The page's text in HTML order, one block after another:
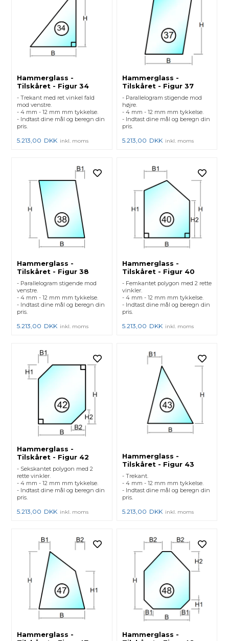
Hammerglass -
Tilskåret - Figur 34
- Trekant med ret vinkel fald
mod venstre.
- 4 mm - 12 mm mm tykkelse.
- Indtast dine mål og beregn din
pris.
5.213,00 DKK inkl. moms
Hammerglass -
Tilskåret - Figur 37
- Parallelogram stigende mod
højre.
- 4 mm - 12 mm mm tykkelse.
- Indtast dine mål og beregn din
pris.
5.213,00 DKK inkl. moms
Hammerglass -
Tilskåret - Figur 38
- Parallelogram stigende mod
venstre.
- 4 mm - 12 mm mm tykkelse.
- Indtast dine mål og beregn din
pris.
5.213,00 DKK inkl. moms
Hammerglass -
Tilskåret - Figur 40
- Femkantet polygon med 2 rette
vinkler.
- 4 mm - 12 mm mm tykkelse.
- Indtast dine mål og beregn din
pris.
5.213,00 DKK inkl. moms
Hammerglass -
Tilskåret - Figur 42
- Sekskantet polygon med 2
rette vinkler.
- 4 mm - 12 mm mm tykkelse.
- Indtast dine mål og beregn din
pris.
5.213,00 DKK inkl. moms
Hammerglass -
Tilskåret - Figur 43
- Trekant.
- 4 mm - 12 mm mm tykkelse.
- Indtast dine mål og beregn din
pris.
5.213,00 DKK inkl. moms
Hammerglass -
Hammerglass -